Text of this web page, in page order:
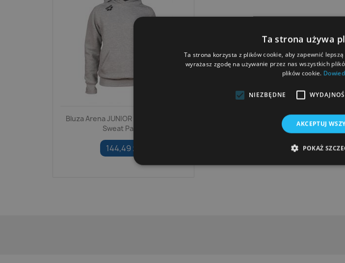
Bluza Arena JUNIOR Team Hooded
Sweat Panel
144,49 zł
Ta strona używa
Ta strona korzysta z plików cookie, aby zapewnić
wyrażasz zgodę na używanie przez nas wszystkich
plików cookie.
NIEZBĘDNE
AKCEPTUJ
POKAŻ